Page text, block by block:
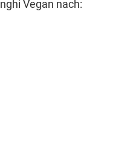
Vegan nach: